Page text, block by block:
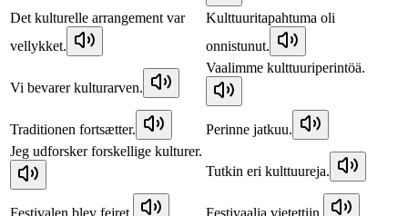
Det kulturelle arrangement var
vellykket.
Kulttuuritapahtuma oli
onnistunut.
Vi bevarer kulturarven.
Vaalimme kulttuuriperintöä.
Traditionen fortsætter.
Perinne jatkuu.
Jeg udforsker forskellige kulturer.
Tutkin eri kulttuureja.
Festivalen blev fejret. Festivaalia vietettiin.